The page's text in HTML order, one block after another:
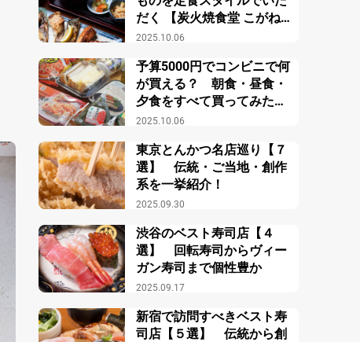
2025.10.06
だく 【炭火焼食堂 こがね
屋】
2025.10.06
予算5000円でコンビニで何
が買える？ 朝食・昼食・
夕食をすべて買ってみた結
果？
2025.09.30
東京とんかつ名店巡り【７
選】 伝統・ご当地・創作
系を一挙紹介！
2025.09.17
渋谷のベスト寿司店【４
選】 回転寿司からヴィー
ガン寿司まで個性豊か
新宿で訪問すべきベスト寿
司店【５選】 伝統から創